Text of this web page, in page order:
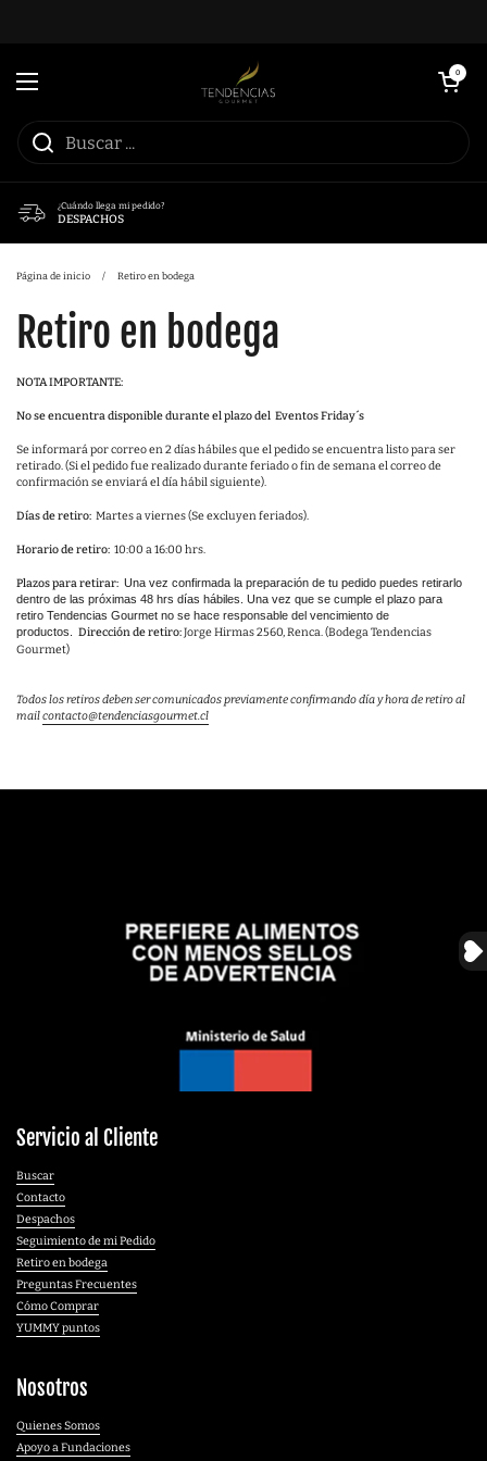
Abrir menú
Abrir carrito
0
¿Cuándo llega mi pedido?
DESPACHOS
Página de inicio / Retiro en bodega
Retiro en bodega
NOTA IMPORTANTE:
No se encuentra disponible durante el plazo del EventosFriday´s
Se informará por correo en 2 días hábiles que el pedido se encuentra listo para ser
retirado. (Si el pedido fue realizado durante feriado o fin de semana el correo de
confirmación se enviará el día hábil siguiente).
Días de retiro: Martesa viernes (Se excluyen feriados).
Horario de retiro: 10:00 a 16:00 hrs.
Plazos para retirar: Una vez confirmada la preparación de tu pedido puedes retirarlo
dentro de las próximas 48 hrs días hábiles. Una vez que se cumple el plazo para
retiro Tendencias Gourmet no se hace responsable del vencimiento de
productos.
Dirección de retiro:Jorge Hirmas 2560, Renca. (Bodega Tendencias
Gourmet)
Todos los retiros deben ser comunicados previamente confirmando día y hora de retiro al
mailcontacto@tendenciasgourmet.cl
Servicio al Cliente
Buscar
Contacto
Despachos
Seguimiento de mi Pedido
Retiro en bodega
Preguntas Frecuentes
Cómo Comprar
YUMMY puntos
Nosotros
Quienes Somos
Apoyo a Fundaciones